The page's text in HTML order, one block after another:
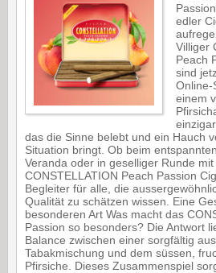
edler
Villiger
Peach
sind
Online-
einem
das die Sinne belebt und ein Hauch
Situation bringt. Ob beim
Veranda oder in geselliger Runde
CONSTELLATION Peach Passion
Begleiter für alle, die
Qualität zu schätzen wissen. Eine
besonderen Art Was macht das
Passion so besonders? Die Antwort
Balance zwischen einer sorgfältig
Tabakmischung und dem süssen,
Pfirsiche. Dieses Zusammenspiel